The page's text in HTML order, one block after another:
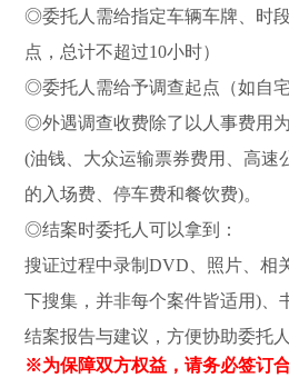
◎委托人需给指定车辆车牌、时
点，总计不超过10小时）
◎委托人需给予调查起点（如自宅
◎外遇调查收费除了以人事费用
(油钱、大众运输票券费用、高速
的入场费、停车费和餐饮费)。
◎结案时委托人可以拿到：
搜证过程中录制DVD、照片、相
下搜集，并非每个案件皆适用)、
结案报告与建议，方便协助委托
※为保障双方权益，请务必签订合